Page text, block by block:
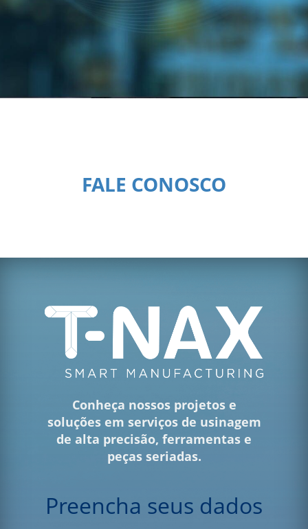
FALE CONOSCO
Conheça nossos projetos e
soluções em serviços de usinagem
de alta precisão, ferramentas e
peças seriadas.
Preencha seus dados